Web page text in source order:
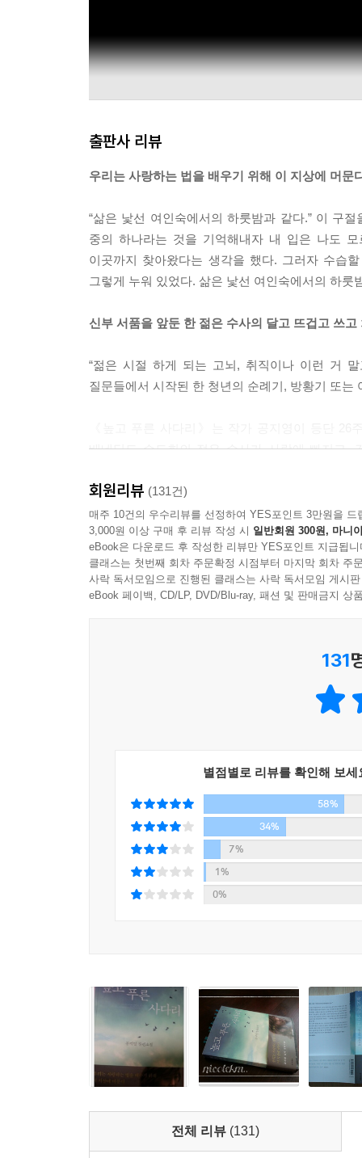
는 사람이 있다. 죽어서야 비로소 사람들의 마음
한 한 사람의 생이 죽어서야 모든 이의 삶 속에 선
한다 해도 우리가 이 시련을 사랑이 아니라 악으
우리에게 빼앗을 수 없는 단 한 가지는 그들이 억
리를 죽인다 해도 어쩔 수 없겠지. 우리는 참으로
이 짧은 세상이 끝나고 설사 죽어보니 모든 게 무(
하는 역을 맡지는 않겠다고 분명히 말씀드릴 걸
--- pp.233∼234
한편 할머니가 왜 아버지를 위해 목숨을 부지하
수 있었다. 옳다는 게 아니라, 할머니에게는 하필
네가 진정 간직하고 싶은 단 하나의 조개껍질은
--- p.279
“……오늘은 창밖으로 바람이 많이 불더라구요. 바
번 흘러간 강물은 더 이상 방금 전의 그 강물이 아
떤 한순간 한 지점에서 양방향으로 흐르는 유일
그렇다고 사랑하지 않을 수도 없지요. 아니 사랑
시간은 모든 것을 마모시킨다. 본질적인 것만 남
마모되지 않았다. 내 사랑은 진심이었다. …… 슬
출판사 리뷰
우리는 사랑하는 법을 배우기 위해 이 지상에 머문
“삶은 낯선 여인숙에서의 하룻밤과 같다.” 이 구
중의 하나라는 것을 기억해내자 내 입은 나도
이곳까지 찾아왔다는 생각을 했다. 그러자 수습
그렇게 누워 있었다. 삶은 낯선 여인숙에서의 하
신부 서품을 앞둔 한 젊은 수사의 달고 뜨겁고 쓰고
“젊은 시절 하게 되는 고뇌, 취직이나 이런 거
질문들에서 시작된 한 청년의 순례기, 방황기 또
베네딕도 수도회의 젊은 수사가 사랑에 빠지고,
작가가 10년 전 읽었던 책 속 몇 줄의 묘사가 이
한국인을 구조한 선장 마리너스의 실제 이야기,
인수하러 간 성 베네딕도회 왜관 수도원 사람들을
소설 같은 이야기가 그것이다. 여기에 더해 가
배경이 되었다. 작가는 이 이야기들을 줄곧 마음
인간으로서의 삶에 가장 근본적인 질문을 던지는
한순간 누구에게나 커다란 봉우리를 넘는 시간
계셨다. 그런데 소설을 쓰는 중간에 이분이 갑
봉우리를 넘는 순간 어떤 자세로 내 삶을, 나를 돌
― 작가 인터뷰 중에서
이 소설에는 각자 자신의 것을 추구하는 개성이
모든 사람에게 사랑을 받는다. 공부도 일도 서툴
약혼자와 요한 사이에서 갈등하면서 사랑이 무엇
젊은이들과 대척점에 있는 인물들도 매력적이
봉우리를 넘는 젊은 인물들에 앞서 그들에게
인간의 품위라는 것으로 자기 존재에 의미를
회원리뷰 (131건)
매주 10건의 우수리뷰를 선정하여 YES포인트 3만원을 드
3,000원 이상 구매 후 리뷰 작성 시 일반회원 300원, 마니
eBook은 다운로드 후 작성한 리뷰만 YES포인트 지급됩니
클래스는 첫번째 회차 주문확정 시점부터 마지막 회차 주
사락 독서모임으로 진행된 클래스는 사락 독서모임 게시
eBook 페이백, CD/LP, DVD/Blu-ray, 패션 및 판매금지 상
131
별점별로 리뷰를 확인해 보세
58%
34%
7%
1%
0%
전체 리뷰 (131)